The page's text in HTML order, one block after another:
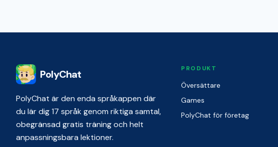
PolyChat
PolyChat är den enda språkappen där
du lär dig 17 språk genom riktiga samtal,
obegränsad gratis träning och helt
anpassningsbara lektioner.
PRODUKT
Översättare
Games
PolyChat för företag